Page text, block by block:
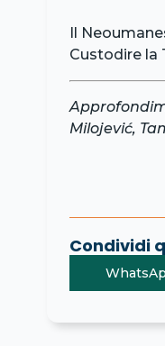
Il
Custodire la
Milojević,
Condividi